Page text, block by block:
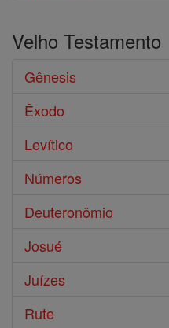
Velho Testamento
Gênesis
Êxodo
Levítico
Números
Deuteronômio
Josué
Juízes
Rute